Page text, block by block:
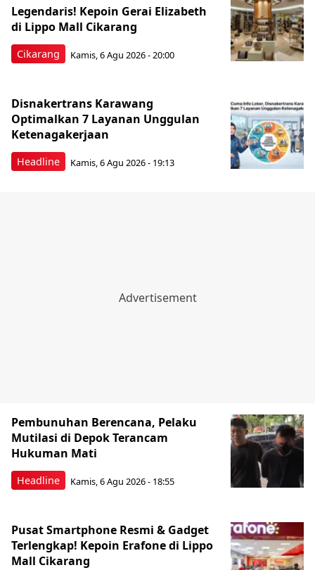
Cikarang
Legendaris! Kepoin Gerai Elizabeth
di Lippo Mall Cikarang
Kamis, 6 Agu 2026 - 20:00
Headline
Disnakertrans Karawang
Optimalkan 7 Layanan Unggulan
Ketenagakerjaan
Kamis, 6 Agu 2026 - 19:13
Headline
Pembunuhan Berencana, Pelaku
Mutilasi di Depok Terancam
Hukuman Mati
Kamis, 6 Agu 2026 - 18:55
Pusat Smartphone Resmi & Gadget
Terlengkap! Kepoin Erafone di Lippo
Mall Cikarang